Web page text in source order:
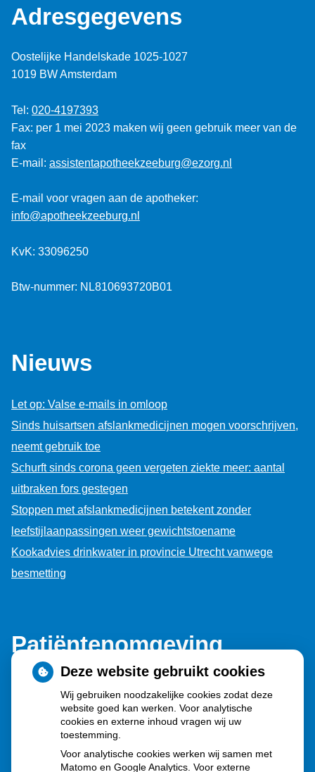
Adresgegevens
Oostelijke Handelskade 1025-1027
1019 BW Amsterdam
Tel: 020-4197393
Fax: per 1 mei 2023 maken wij geen gebruik meer van de
fax
E-mail: assistentapotheekzeeburg@ezorg.nl
E-mail voor vragen aan de apotheker:
info@apotheekzeeburg.nl
KvK: 33096250
Btw-nummer: NL810693720B01
Nieuws
Let op: Valse e-mails in omloop
Sinds huisartsen afslankmedicijnen mogen voorschrijven,
neemt gebruik toe
Schurft sinds corona geen vergeten ziekte meer: aantal
uitbraken fors gestegen
Stoppen met afslankmedicijnen betekent zonder
leefstijlaanpassingen weer gewichtstoename
Kookadvies drinkwater in provincie Utrecht vanwege
besmetting
Patiëntenomgeving
Deze website gebruikt cookies
Wij gebruiken noodzakelijke cookies zodat deze
website goed kan werken. Voor analytische
cookies en externe inhoud vragen wij uw
toestemming.
Voor analytische cookies werken wij samen met
Matomo en Google Analytics. Voor externe